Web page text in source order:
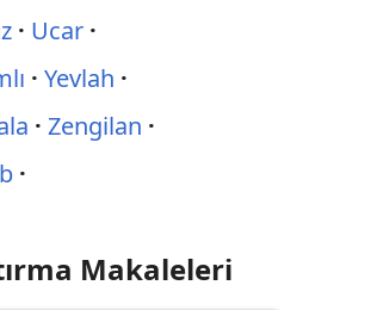
Ucar
Yevlah
Zengilan
Makaleleri